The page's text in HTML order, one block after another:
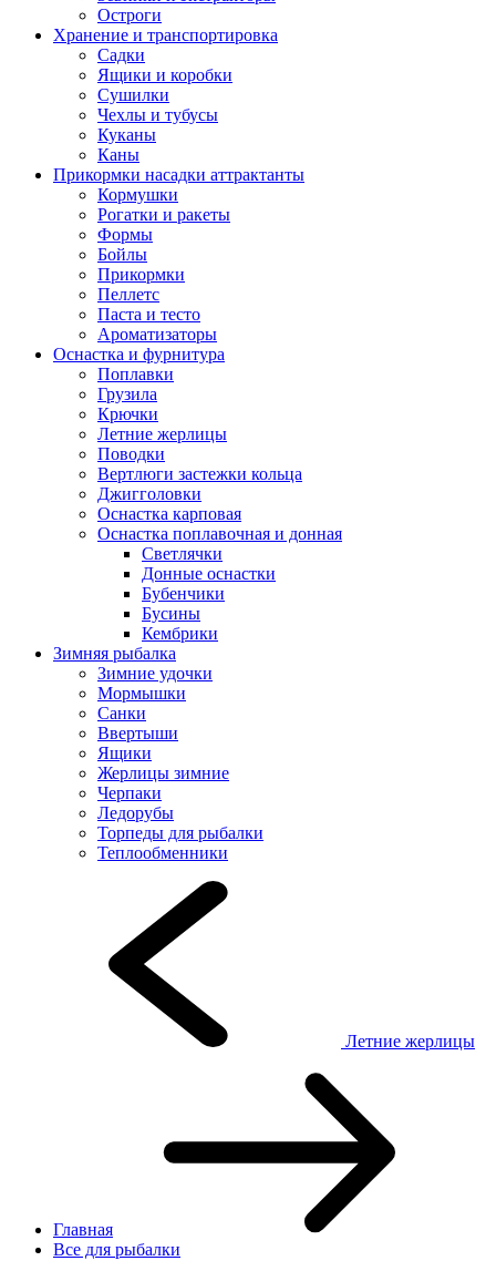
Остроги
Хранение и транспортировка
Садки
Ящики и коробки
Сушилки
Чехлы и тубусы
Куканы
Каны
Прикормки насадки аттрактанты
Кормушки
Рогатки и ракеты
Формы
Бойлы
Прикормки
Пеллетс
Паста и тесто
Ароматизаторы
Оснастка и фурнитура
Поплавки
Грузила
Крючки
Летние жерлицы
Поводки
Вертлюги застежки кольца
Джигголовки
Оснастка карповая
Оснастка поплавочная и донная
Светлячки
Донные оснастки
Бубенчики
Бусины
Кембрики
Зимняя рыбалка
Зимние удочки
Мормышки
Санки
Ввертыши
Ящики
Жерлицы зимние
Черпаки
Ледорубы
Торпеды для рыбалки
Теплообменники
Летние жерлицы
Главная
Все для рыбалки